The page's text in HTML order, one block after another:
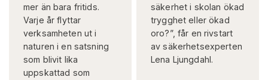
mer än bara fritids.
Varje år flyttar
verksamheten ut i
naturen i en satsning
som blivit lika
uppskattad som
säkerhet i skolan ökad
trygghet eller ökad
oro?”, får en rivstart
av säkerhetsexperten
Lena Ljungdahl.